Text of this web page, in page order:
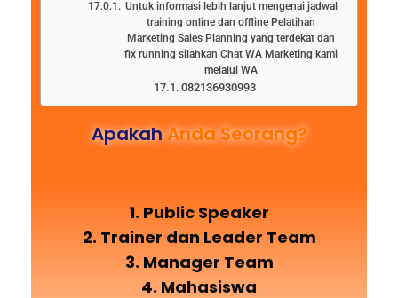
Untuk informasi lebih lanjut mengenai jadwal
training online dan offline Pelatihan
Marketing Sales Planning yang terdekat dan
fix running silahkan Chat WA Marketing kami
melalui WA
082136930993
ApakahAnda Seorang?
1. Public Speaker
2. Trainer dan Leader Team
3. Manager Team
4. Mahasiswa